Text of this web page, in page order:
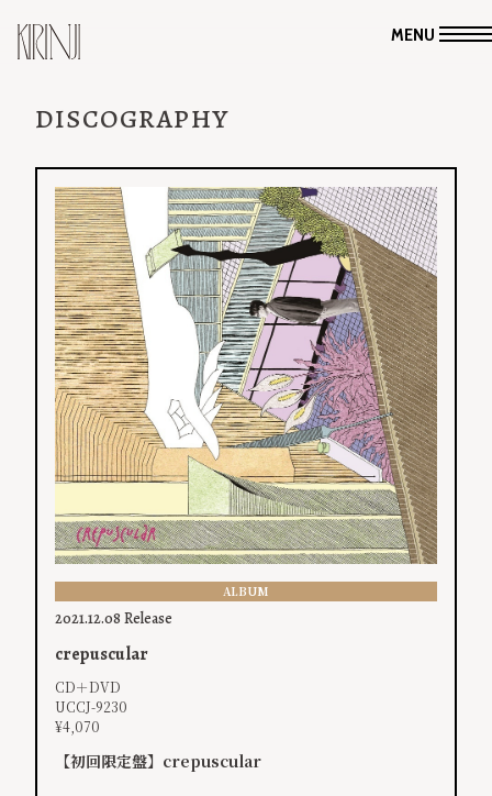
MENU
DISCOGRAPHY
ALBUM
2021.12.08 Release
crepuscular
CD＋DVD
UCCJ-9230
¥4,070
【初回限定盤】crepuscular